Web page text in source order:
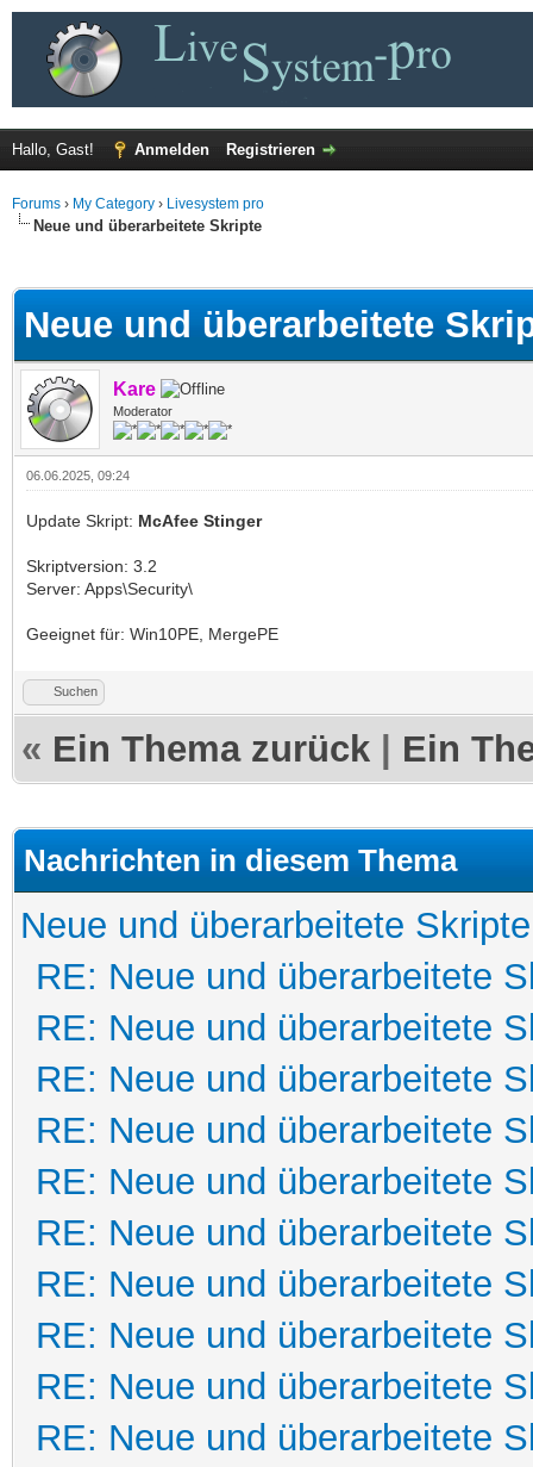
Hallo, Gast! Anmelden Registrieren
Forums › My Category › Livesystem pro
Neue und überarbeitete Skripte
Neue und überarbeitete
Kare
Moderator
06.06.2025, 09:24
Update Skript: McAfee Stinger
Skriptversion: 3.2
Server: Apps\Security\
Geeignet für: Win10PE, MergePE
Suchen
« Ein Thema zurück Ein
Nachrichten in diesem Thema
Neue und überarbeitete Skripte
RE: Neue und überarbeitete
RE: Neue und überarbeitete
RE: Neue und überarbeitete
RE: Neue und überarbeitete
RE: Neue und überarbeitete
RE: Neue und überarbeitete
RE: Neue und überarbeitete
RE: Neue und überarbeitete
RE: Neue und überarbeitete
RE: Neue und überarbeitete